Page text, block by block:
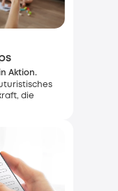
Aktion.
die